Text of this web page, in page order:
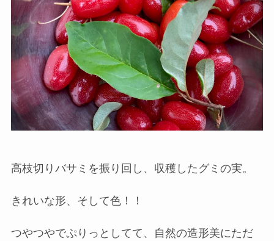
高枝切りバサミを振り回し、収穫したグミの実。
きれいな形、そして色！！
つやつやでぷりっとしてて、自然の造形美にただ